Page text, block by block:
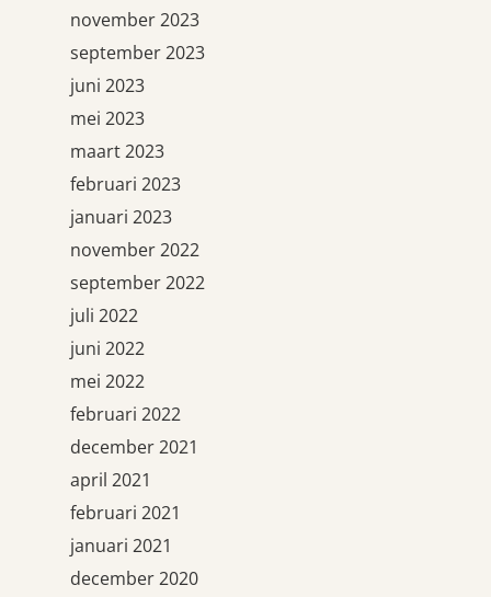
november 2023
september 2023
juni 2023
mei 2023
maart 2023
februari 2023
januari 2023
november 2022
september 2022
juli 2022
juni 2022
mei 2022
februari 2022
december 2021
april 2021
februari 2021
januari 2021
december 2020